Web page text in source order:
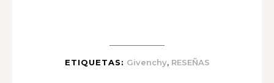
ETIQUETAS: Givenchy, RESEÑAS